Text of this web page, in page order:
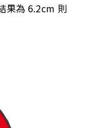
果為 6.2cm 則